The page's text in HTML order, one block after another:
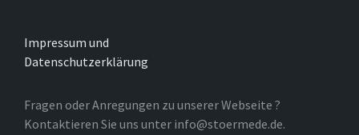
Impressum und
Datenschutzerklärung
Fragen oder Anregungen zu unserer Webseite ?
Kontaktieren Sie uns unter info@stoermede.de.